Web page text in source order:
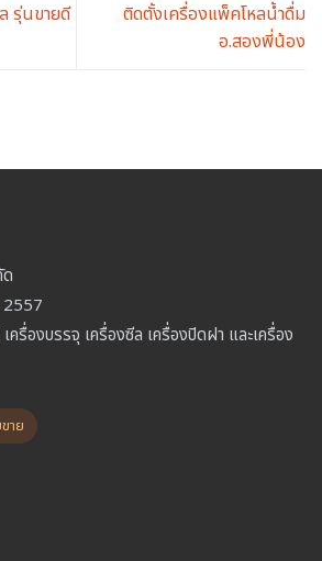
รุ่นขายดี
ติดตั้งเครื่องแพ็คโหลน้ำดื่ม
อ.สองพี่น้อง
2557
รื่องบรรจุ เครื่องซีล เครื่องปิดฝา และเครื่อง
าย